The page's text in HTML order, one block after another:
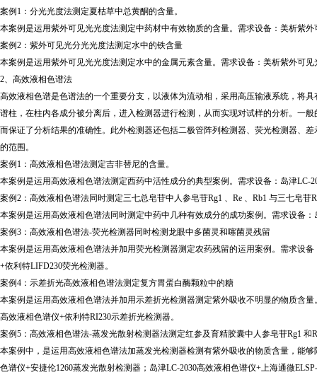
案例 1：分光光度法测定夏枯草中总黄酮的含量。
本案例是运用紫外可见光光度法测定中药材中有效物质的含量。需求设备：美析紫外
案例2：紫外可见光分光光度法测定水中的铁含量
本案例是运用紫外可见光光度法测定水中的金属元素含量。需求设备：美析紫外可见
2、高效液相色谱法
高效液相色谱是色谱法的一个重要分支，以液体为流动相，采用高压输液系统，将
谱柱，在柱内各成分被分离后，进入检测器进行检测，从而实现对试样的分析。一
而保证了分析结果的准确性。此外检测器还包括二极管阵列检测器、荧光检测器、
的范围。
案例 1：高效液相色谱法测定吉非替尼的含量。
本案例是运用高效液相色谱法测定西药中活性成分的典型案例。需求设备：岛津LC-
案例2：高效液相色谱法同时测定三七总皂苷中人参皂苷Rg1 、Re 、Rb1 与三七皂苷
本案例是运用高效液相色谱法同时测定中药中几种有效成分的成功案例。需求设备：
案例3：高效液相色谱法-荧光检测器同时检测龙眼中多菌灵和噻菌灵残留
本案例是运用高效液相色谱法并加用荧光检测器测定农药残留的运用案例。需求设备
+依利特LIFD230荧光检测器。
案例4：示差折光高效液相色谱法测定复方胃蛋白酶颗粒中的糖
本案例是运用高效液相色谱法并加用示差折光检测器测定紫外吸收不明显的物质含
高效液相色谱仪+依利特RI230示差折光检测器。
案例5：高效液相色谱法-蒸发光散射检测器法测定红参及育精胶囊中人参皂苷Rg1 和
本案例中，是运用高效液相色谱法加蒸发光检测器检测有紫外吸收的物质含量，能
色谱仪+安捷伦1260蒸发光散射检测器；岛津LC-2030高效液相色谱仪+上海通微